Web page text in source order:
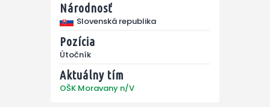
Národnosť
Slovenská republika
Pozícia
Útočník
Aktuálny tím
OŠK Moravany n/V